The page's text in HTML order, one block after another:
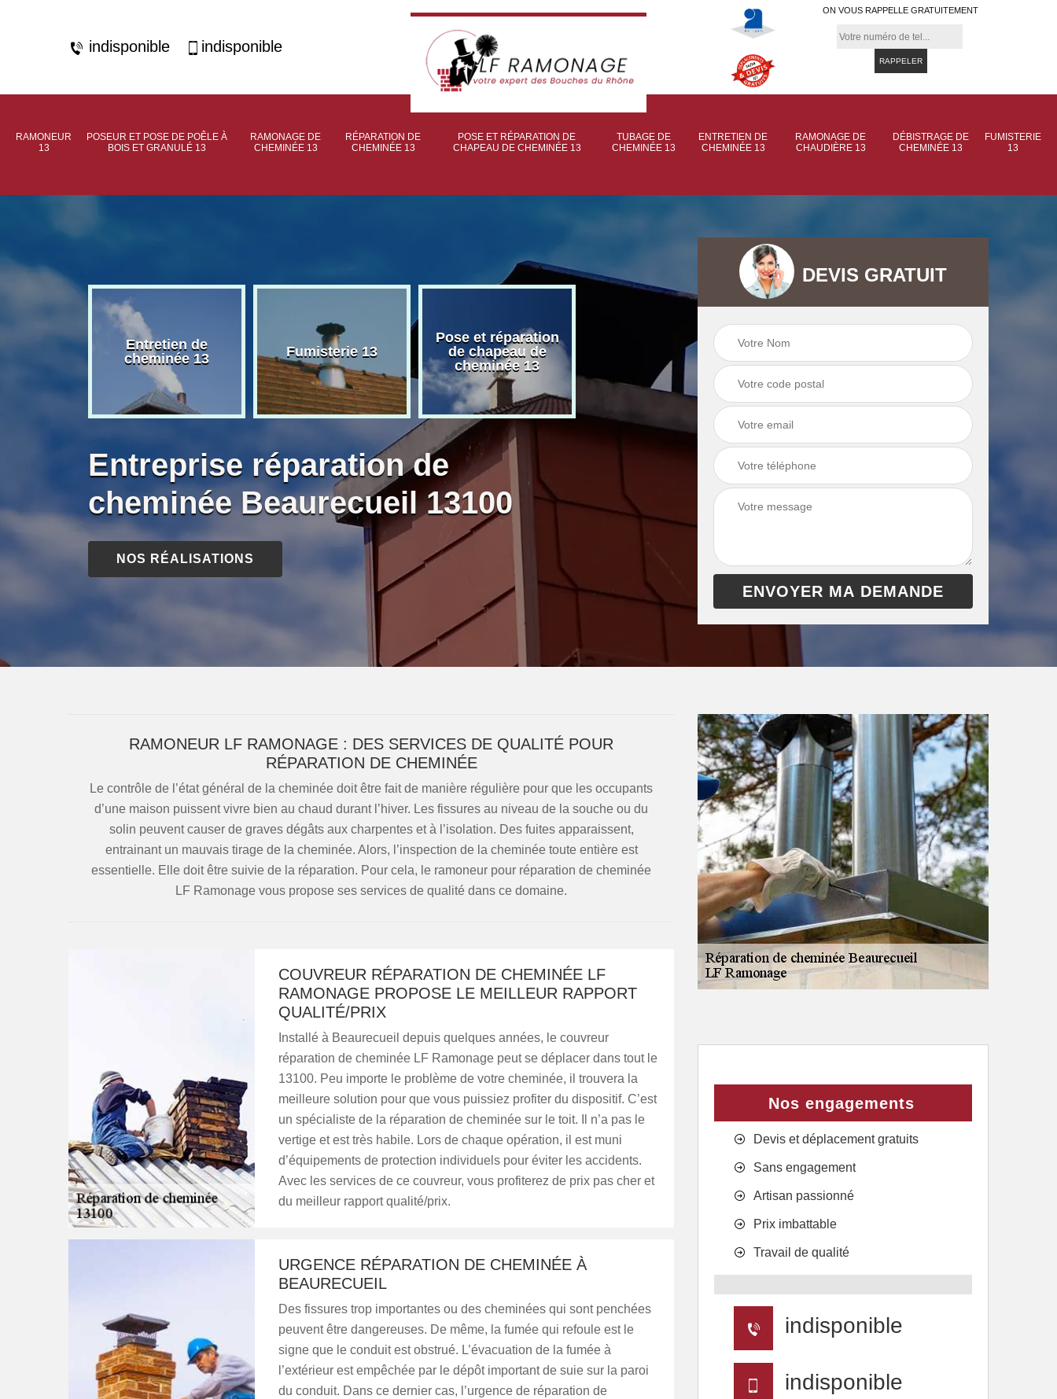
indisponible indisponible
ON VOUS RAPPELLE GRATUITEMENT
RAMONEUR
13
POSEUR ET POSE DE POÊLE À
BOIS ET GRANULÉ 13
RAMONAGE DE
CHEMINÉE 13
RÉPARATION DE
CHEMINÉE 13
POSE ET RÉPARATION DE
CHAPEAU DE CHEMINÉE 13
TUBAGE DE
CHEMINÉE 13
ENTRETIEN DE
CHEMINÉE 13
RAMONAGE DE
CHAUDIÈRE 13
DÉBISTRAGE DE
CHEMINÉE 13
FUMISTERIE
13
Entretien de
cheminée 13
Fumisterie 13
Pose et réparation
de chapeau de
cheminée 13
Poseur et pose de
poêle à bois et
granulé 13
Ramonage de
chaudière 13
Ramonage de
cheminée 13
Entreprise réparation de
cheminée Beaurecueil 13100
NOS RÉALISATIONS
DEVIS GRATUIT
RAMONEUR LF RAMONAGE : DES SERVICES DE QUALITÉ POUR
RÉPARATION DE CHEMINÉE
Le contrôle de l’état général de la cheminée doit être fait de manière régulière pour que les occupants
d’une maison puissent vivre bien au chaud durant l’hiver. Les fissures au niveau de la souche ou du
solin peuvent causer de graves dégâts aux charpentes et à l’isolation. Des fuites apparaissent,
entrainant un mauvais tirage de la cheminée. Alors, l’inspection de la cheminée toute entière est
essentielle. Elle doit être suivie de la réparation. Pour cela, le ramoneur pour réparation de cheminée
LF Ramonage vous propose ses services de qualité dans ce domaine.
COUVREUR RÉPARATION DE CHEMINÉE LF
RAMONAGE PROPOSE LE MEILLEUR RAPPORT
QUALITÉ/PRIX
Installé à Beaurecueil depuis quelques années, le couvreur
réparation de cheminée LF Ramonage peut se déplacer dans tout le
13100. Peu importe le problème de votre cheminée, il trouvera la
meilleure solution pour que vous puissiez profiter du dispositif. C’est
un spécialiste de la réparation de cheminée sur le toit. Il n’a pas le
vertige et est très habile. Lors de chaque opération, il est muni
d’équipements de protection individuels pour éviter les accidents.
Avec les services de ce couvreur, vous profiterez de prix pas cher et
du meilleur rapport qualité/prix.
URGENCE RÉPARATION DE CHEMINÉE À
BEAURECUEIL
Des fissures trop importantes ou des cheminées qui sont penchées
peuvent être dangereuses. De même, la fumée qui refoule est le
signe que le conduit est obstrué. L’évacuation de la fumée à
l’extérieur est empêchée par le dépôt important de suie sur la paroi
du conduit. Dans ce dernier cas, l’urgence de réparation de
Nos engagements
Devis et déplacement gratuits
Sans engagement
Artisan passionné
Prix imbattable
Travail de qualité
indisponible
indisponible